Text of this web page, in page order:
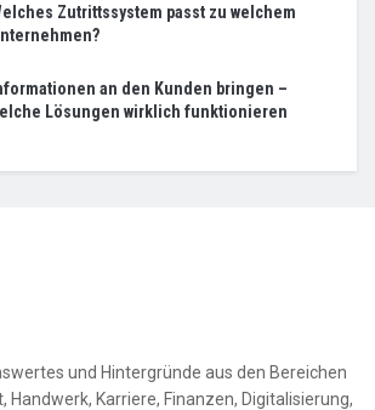
Zutrittssystem passt zu welchem
an den Kunden bringen –
Lösungen wirklich funktionieren
und Hintergründe aus den Bereichen
Handwerk, Karriere, Finanzen, Digitalisierung,